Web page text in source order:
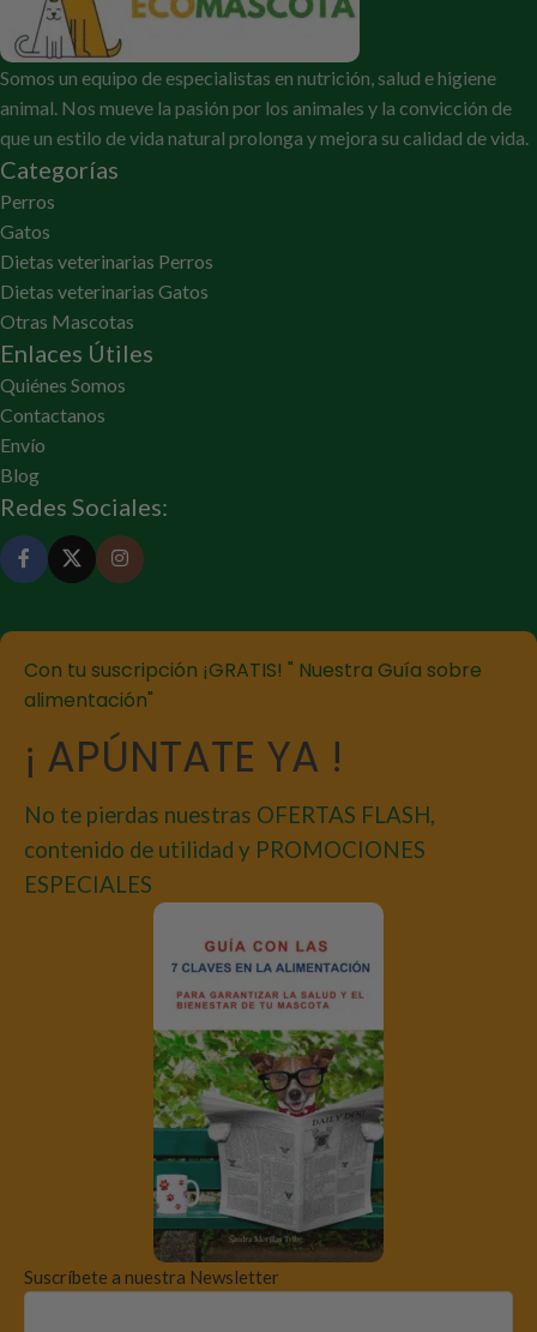
Somos un equipo de especialistas en nutrición, salud e higiene
animal. Nos mueve la pasión por los animales y la convicción de
que un estilo de vida natural prolonga y mejora su calidad de vida.
Categorías
Perros
Gatos
Dietas veterinarias Perros
Dietas veterinarias Gatos
Otras Mascotas
Enlaces Útiles
Quiénes Somos
Contactanos
Envío
Blog
Redes Sociales:
Con tu suscripción ¡GRATIS! " Nuestra Guía sobre
alimentación"
¡ APÚNTATE YA !
No te pierdas nuestras OFERTAS FLASH,
contenido de utilidad y PROMOCIONES
ESPECIALES
Suscríbete a nuestra Newsletter